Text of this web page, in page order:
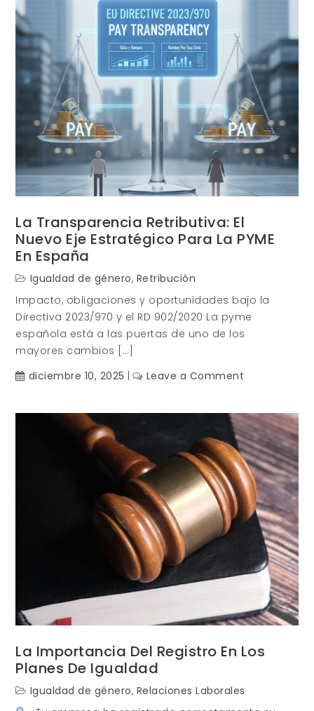
La Transparencia Retributiva: El
Nuevo Eje Estratégico Para La PYME
En España
Igualdad de género, Retribución
Impacto, obligaciones y oportunidades bajo la
Directiva 2023/970 y el RD 902/2020 La pyme
española está a las puertas de uno de los
mayores cambios […]
diciembre 10, 2025
Leave a Comment
Retributiva:
el
nuevo
eje
estratégico
para
PYME
España
La Importancia Del Registro En Los
Planes De Igualdad
Igualdad de género, Relaciones Laborales